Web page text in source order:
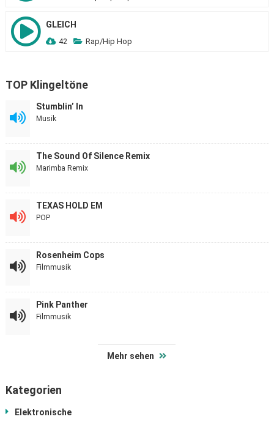
GLEICH
42 Rap/Hip Hop
TOP Klingeltöne
Stumblin’ In
Musik
The Sound Of Silence Remix
Marimba Remix
TEXAS HOLD EM
POP
Rosenheim Cops
Filmmusik
Pink Panther
Filmmusik
Mehr sehen
Kategorien
Elektronische